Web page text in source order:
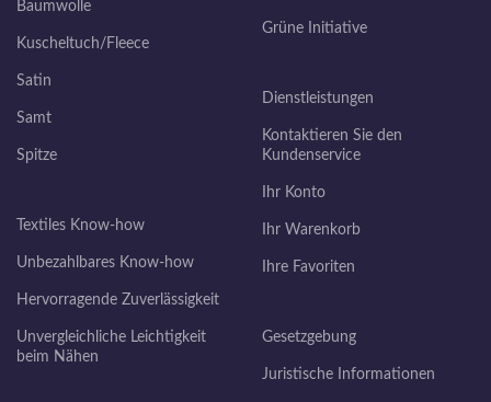
Baumwolle
Kuscheltuch/Fleece
Satin
Samt
Spitze
Textiles Know-how
Unbezahlbares Know-how
Hervorragende Zuverlässigkeit
Unvergleichliche Leichtigkeit
beim Nähen
Grüne Initiative
Dienstleistungen
Kontaktieren Sie den
Kundenservice
Ihr Konto
Ihr Warenkorb
Ihre Favoriten
Gesetzgebung
Juristische Informationen